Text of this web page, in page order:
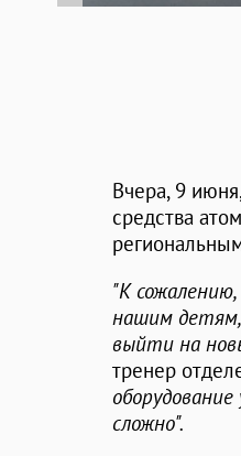
Вчера, 9
средства
"К
нашим детям,
выйти на
тренер
сложно".